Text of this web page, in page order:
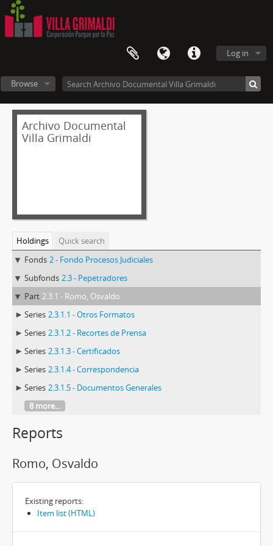
Log in
Browse
Archivo Documental
Villa Grimaldi
Holdings
Quick search
Fonds 2 - Fondo Procesos Judiciales
Subfonds 2.3 - Pepetradores
Part 2.3.1 - Romo, Osvaldo
Series 2.3.1.1 - Otros Formatos
Series 2.3.1.2 - Recortes de Prensa
Series 2.3.1.3 - Certificados
Series 2.3.1.4 - Correspondencia
Series 2.3.1.5 - Documentos Generales
8 more...
Reports
Romo, Osvaldo
Existing reports:
Item list (HTML)